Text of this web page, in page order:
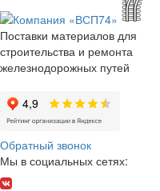
Поставки материалов для
строительства и ремонта
железнодорожных путей
Обратный звонок
Мы в социальных сетях: